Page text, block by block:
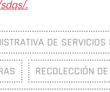
.
DE
RECOLECCIÓN